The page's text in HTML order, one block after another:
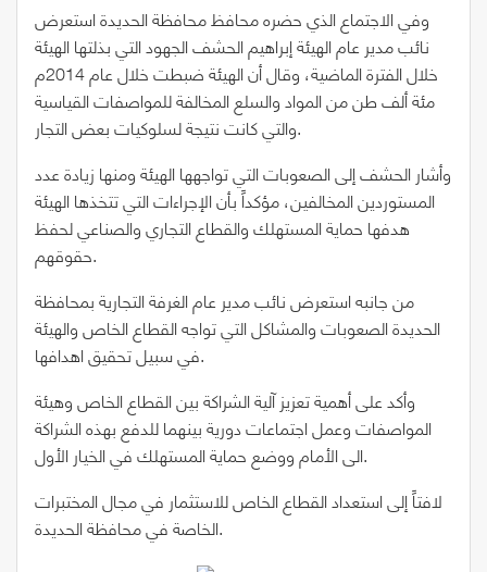
وفي الاجتماع الذي حضره محافظ محافظة الحديدة استعرض
نائب مدير عام الهيئة إبراهيم الحشف الجهود التي بذلتها الهيئة
خلال الفترة الماضية، وقال أن الهيئة ضبطت خلال عام 2014م
مئة ألف طن من المواد والسلع المخالفة للمواصفات القياسية
والتي كانت نتيجة لسلوكيات بعض التجار.
وأشار الحشف إلى الصعوبات التي تواجهها الهيئة ومنها زيادة عدد
المستوردين المخالفين، مؤكداً بأن الإجراءات التي تتخذها الهيئة
هدفها حماية المستهلك والقطاع التجاري والصناعي لحفظ
حقوقهم.
من جانبه استعرض نائب مدير عام الغرفة التجارية بمحافظة
الحديدة الصعوبات والمشاكل التي تواجه القطاع الخاص والهيئة
في سبيل تحقيق اهدافها.
وأكد على أهمية تعزيز آلية الشراكة بين القطاع الخاص وهيئة
المواصفات وعمل اجتماعات دورية بينهما للدفع بهذه الشراكة
الى الأمام ووضع حماية المستهلك في الخيار الأول.
لافتاً إلى استعداد القطاع الخاص للاستثمار في مجال المختبرات
الخاصة في محافظة الحديدة.